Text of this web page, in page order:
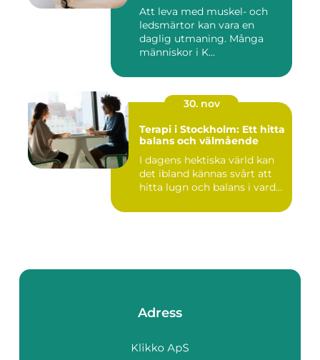
Att leva med muskel- och
ledsmärtor kan vara en
daglig utmaning. Många
människor i K...
30. nov
Terapi i Stockholm: Ett hitta
balans och välmående
I dagens hektiska värld kan
det ibland kännas svårt att
hitta lugn och balans i vard...
Adress